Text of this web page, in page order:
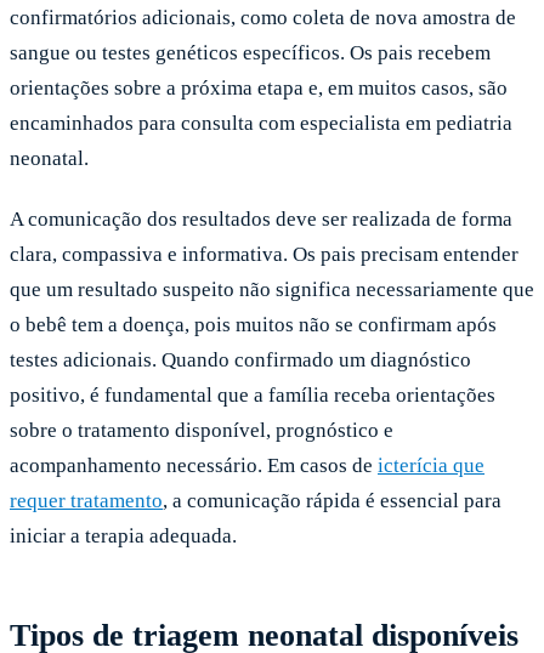
confirmatórios adicionais, como coleta de nova amostra de
sangue ou testes genéticos específicos. Os pais recebem
orientações sobre a próxima etapa e, em muitos casos, são
encaminhados para consulta com especialista em pediatria
neonatal.
A comunicação dos resultados deve ser realizada de forma
clara, compassiva e informativa. Os pais precisam entender
que um resultado suspeito não significa necessariamente que
o bebê tem a doença, pois muitos não se confirmam após
testes adicionais. Quando confirmado um diagnóstico
positivo, é fundamental que a família receba orientações
sobre o tratamento disponível, prognóstico e
acompanhamento necessário. Em casos de icterícia que
requer tratamento, a comunicação rápida é essencial para
iniciar a terapia adequada.
Tipos de triagem neonatal disponíveis